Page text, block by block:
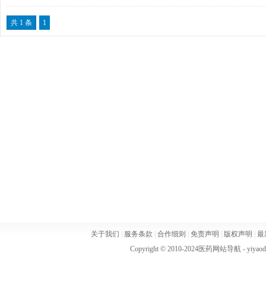
共 1 条 1
关于我们 服务条款 合作细则 免责声明 版权声明
最
Copyright © 2010-2024医药网站导航-